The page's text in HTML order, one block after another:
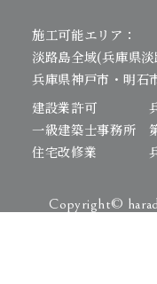
施工可能エリア：
淡路島全域(兵庫県
兵庫県神戸市・明石
建設業許可 兵
一級建築士事務所
住宅改修業 兵
Copyright©